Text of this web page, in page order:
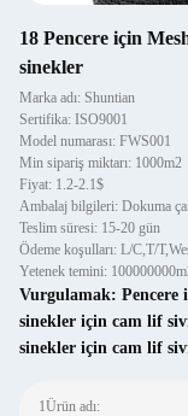
18 Pencere için
sinekler
Marka adı: Shuntian
Sertifika: ISO9001
Model numarası: FWS001
Min sipariş miktarı: 1000m2
Fiyat: 1.2-2.1$
Ambalaj bilgileri: Dokuma
Teslim süresi: 15-20 gün
Ödeme koşulları: L/C,T/
Yetenek temini:
Vurgulamak: Pencere
sinekler için cam lif
sinekler için cam lif
1Ürün adı: